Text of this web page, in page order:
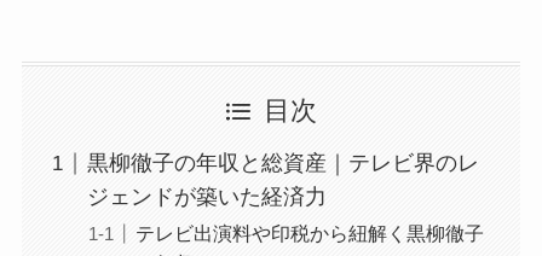
目次
黒柳徹子の年収と総資産｜テレビ界のレ
ジェンドが築いた経済力
テレビ出演料や印税から紐解く黒柳徹子